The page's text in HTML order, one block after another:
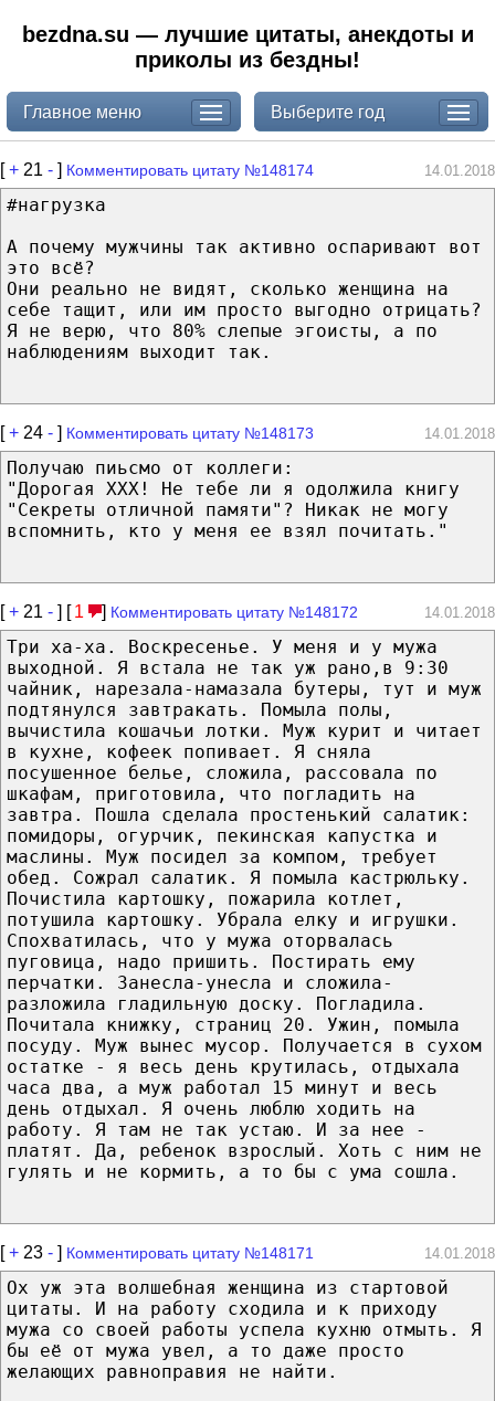
bezdna.su — лучшие цитаты, анекдоты и
приколы из бездны!
Главное меню Выберите год
[+ 21 - ] Комментировать цитату №148174 14.01.2018
#нагрузка
А почему мужчины так активно оспаривают вот
это всё?
Они реально не видят, сколько женщина на
себе тащит, или им просто выгодно отрицать?
Я не верю, что 80% слепые эгоисты, а по
наблюдениям выходит так.
[+ 24 - ] Комментировать цитату №148173 14.01.2018
Получаю пиьсмо от коллеги:
"Дорогая ХХХ! Не тебе ли я одолжила книгу
"Секреты отличной памяти"? Никак не могу
вспомнить, кто у меня ее взял почитать."
[+ 21 - ] [ 1 ] Комментировать цитату №148172 14.01.2018
Три ха-ха. Воскресенье. У меня и у мужа
выходной. Я встала не так уж рано,в 9:30
чайник, нарезала-намазала бутеры, тут и муж
подтянулся завтракать. Помыла полы,
вычистила кошачьи лотки. Муж курит и читает
в кухне, кофеек попивает. Я сняла
посушенное белье, сложила, рассовала по
шкафам, приготовила, что погладить на
завтра. Пошла сделала простенький салатик:
помидоры, огурчик, пекинская капустка и
маслины. Муж посидел за компом, требует
обед. Сожрал салатик. Я помыла кастрюльку.
Почистила картошку, пожарила котлет,
потушила картошку. Убрала елку и игрушки.
Спохватилась, что у мужа оторвалась
пуговица, надо пришить. Постирать ему
перчатки. Занесла-унесла и сложила-
разложила гладильную доску. Погладила.
Почитала книжку, страниц 20. Ужин, помыла
посуду. Муж вынес мусор. Получается в сухом
остатке - я весь день крутилась, отдыхала
часа два, а муж работал 15 минут и весь
день отдыхал. Я очень люблю ходить на
работу. Я там не так устаю. И за нее -
платят. Да, ребенок взрослый. Хоть с ним не
гулять и не кормить, а то бы с ума сошла.
[+ 23 - ] Комментировать цитату №148171 14.01.2018
Ох уж эта волшебная женщина из стартовой
цитаты. И на работу сходила и к приходу
мужа со своей работы успела кухню отмыть. Я
бы её от мужа увел, а то даже просто
желающих равноправия не найти.